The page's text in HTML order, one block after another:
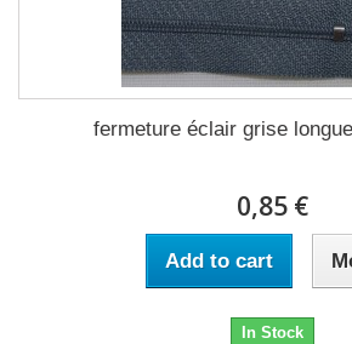
fermeture éclair grise
0,85 €
Add to cart
In Stock